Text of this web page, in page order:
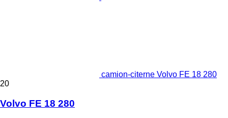
camion-citerne Volvo FE 18 280
20
Volvo FE 18 280